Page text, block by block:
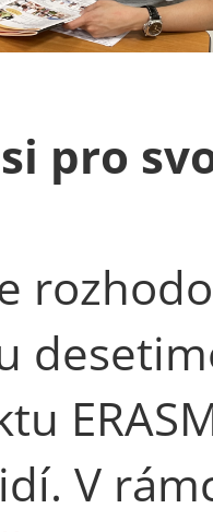
pro
V